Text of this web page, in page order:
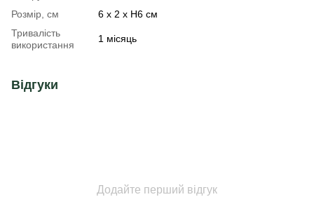
Розмір, см
6 х 2 х Н6 см
Тривалість
використання
1 місяць
Відгуки
Додайте перший відгук